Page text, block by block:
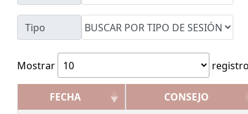
Tipo
Mostrar
FECHA CONSEJO